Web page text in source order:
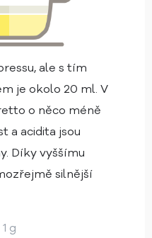
ale s tím
je okolo 20 ml. V
o něco méně
a acidita jsou
Díky vyššímu
silnější
g